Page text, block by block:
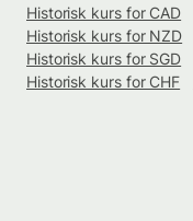
Historisk kurs for CAD
Historisk kurs for NZD
Historisk kurs for SGD
Historisk kurs for CHF